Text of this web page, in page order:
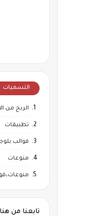
التسميات
الربح من
تطبيقات
قوالب
منوعات
تابعنا من هنا